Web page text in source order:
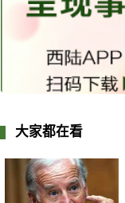
大家都在看